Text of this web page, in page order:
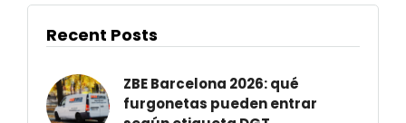
Recent Posts
ZBE Barcelona 2026: qué
furgonetas pueden entrar